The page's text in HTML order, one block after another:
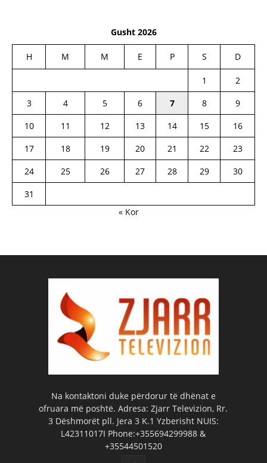
Gusht 2026
H M M E P S D
1
2
3
4 5 6 7 8
9
10
11 12 13 14 15
16
17
18 19 20 21 22
23
24
25 26 27 28 29
30
31
« Kor
Na kontaktoni duke përdorur të dhënat e
ofruara më poshtë. Adresa: Zjarr Televizion, Rr.
3 Dëshmorët pll. Jera 3 K.1 Yzberisht NUIS:
L42311017I Phone:+355694299988 &
+35544501520